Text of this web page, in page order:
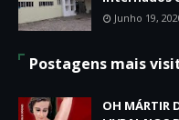
Junho 19,
Postagens mais
OH MÁRTIR